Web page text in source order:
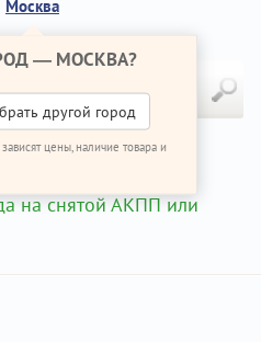
Москва
— МОСКВА?
другой город
цены, наличие товара и
на снятой АКПП или